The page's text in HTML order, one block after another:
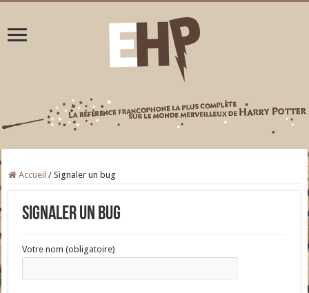
Accueil / Signaler un bug
Signaler un bug
Votre nom (obligatoire)